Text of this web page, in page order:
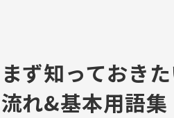
ず知っておき
れ&基本用語集